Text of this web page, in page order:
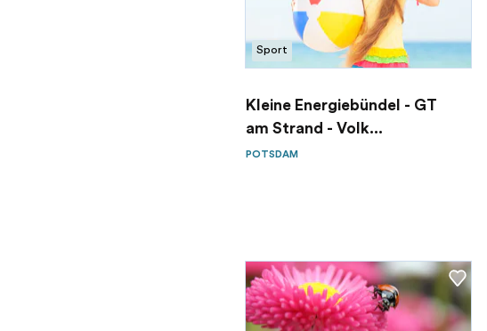
Sport
Kleine Energiebündel - GT
am Strand - Volk...
POTSDAM